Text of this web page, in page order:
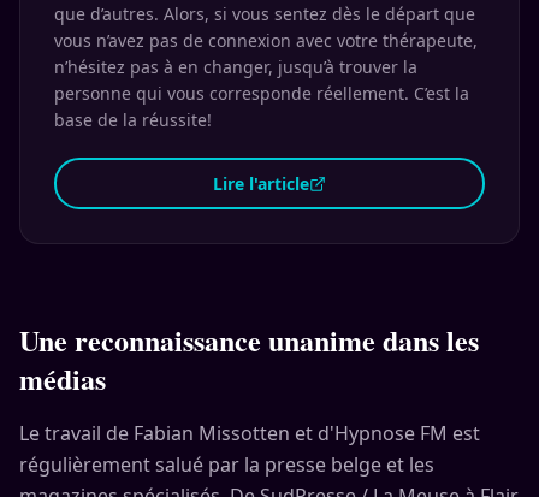
que d’autres. Alors, si vous sentez dès le départ que
vous n’avez pas de connexion avec votre thérapeute,
n’hésitez pas à en changer, jusqu’à trouver la
personne qui vous corresponde réellement. C’est la
base de la réussite!
Lire l'article
Une reconnaissance unanime dans les
médias
Le travail de Fabian Missotten et d'Hypnose FM est
régulièrement salué par la presse belge et les